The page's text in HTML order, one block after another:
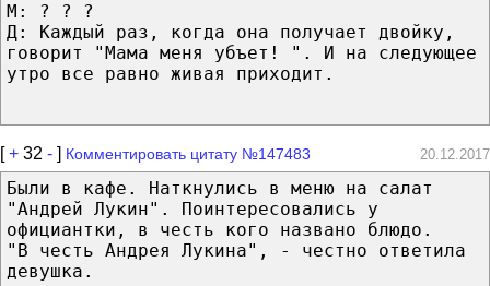
М: ? ? ?
Д: Каждый раз, когда она получает двойку,
говорит "Мама меня убъет! ". И на следующее
утро все равно живая приходит.
[+ 32 - ] Комментировать цитату №147483 20.12.2017
Были в кафе. Наткнулись в меню на салат
"Андрей Лукин". Поинтересовались у
официантки, в честь кого названо блюдо.
"В честь Андрея Лукина", - честно ответила
девушка.